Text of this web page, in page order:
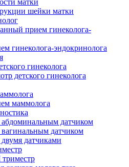
шейки матки
прием гинеколога-
гинеколога-эндокринолога
гинеколога
детского гинеколога
маммолога
датчиком
датчиком
датчиками